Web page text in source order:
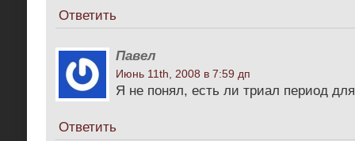
Ответить
Павел
Июнь 11th, 2008 в 7:59 дп
Я не понял, есть ли триал период
Ответить